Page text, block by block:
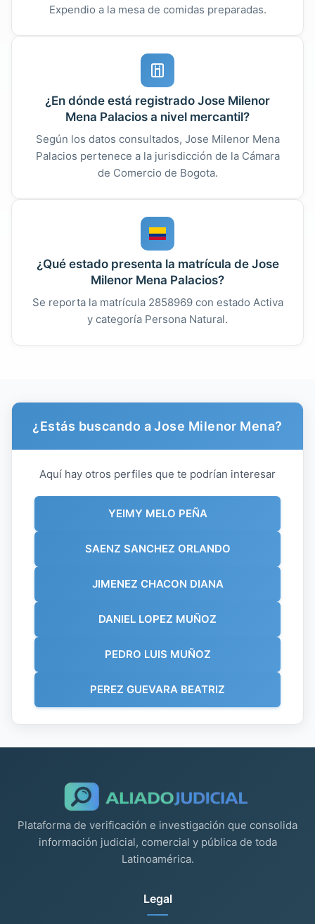
Expendio a la mesa de comidas preparadas.
¿En dónde está registrado Jose Milenor
Mena Palacios a nivel mercantil?
Según los datos consultados, Jose Milenor Mena
Palacios pertenece a la jurisdicción de la Cámara
de Comercio de Bogota.
¿Qué estado presenta la matrícula de Jose
Milenor Mena Palacios?
Se reporta la matrícula 2858969 con estado Activa
y categoría Persona Natural.
¿Estás buscando a Jose Milenor Mena?
Aquí hay otros perfiles que te podrían interesar
YEIMY MELO PEÑA
SAENZ SANCHEZ ORLANDO
JIMENEZ CHACON DIANA
DANIEL LOPEZ MUÑOZ
PEDRO LUIS MUÑOZ
PEREZ GUEVARA BEATRIZ
Plataforma de verificación e investigación que consolida
información judicial, comercial y pública de toda
Latinoamérica.
Legal